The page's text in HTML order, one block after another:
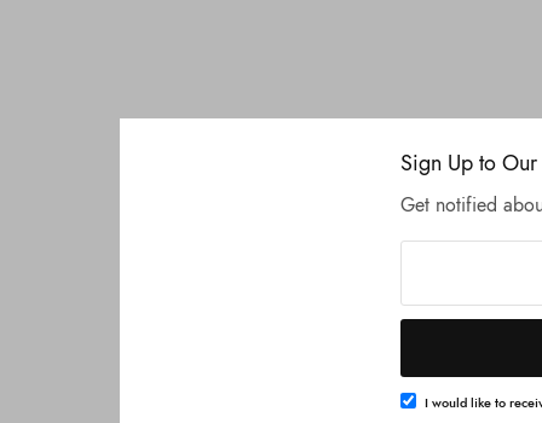
Sign Up to
Get notified
I would like to